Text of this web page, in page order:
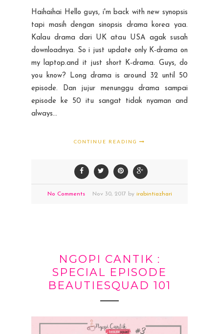
Haihaihai Hello guys, i'm back with new synopsis
tapi masih dengan sinopsis drama korea yaa.
Kalau drama dari UK atau USA agak susah
downloadnya. So i just update only K-drama on
my laptop.and it just short K-drama. Guys, do
you know? Long drama is around 32 until 50
episode. Dan jujur menunggu drama sampai
episode ke 50 itu sangat tidak nyaman and
always...
CONTINUE READING
No Comments Nov 30,2017 by irabintiazhari
NGOPI CANTIK :
SPECIAL EPISODE
BEAUTIESQUAD 101